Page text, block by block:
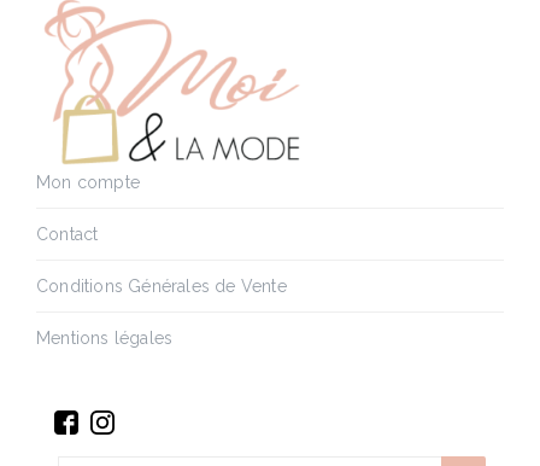
Mon compte
Contact
Conditions Générales de Vente
Mentions légales